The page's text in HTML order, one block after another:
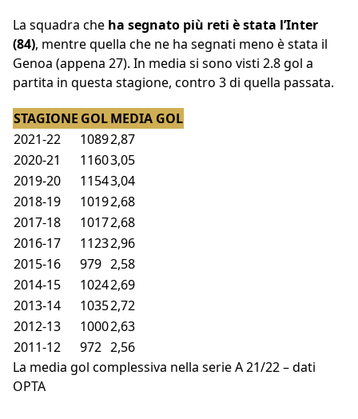
La squadra che ha segnato più reti è stata l’Inter
(84), mentre quella che ne ha segnati meno è stata il
Genoa (appena 27). In media si sono visti 2.8 gol a
partita in questa stagione, contro 3 di quella passata.
STAGIONE GOLMEDIA GOL
2021-22
10892,87
2020-21
11603,05
2019-20
11543,04
2018-19
10192,68
2017-18
10172,68
2016-17
11232,96
2015-16
979 2,58
2014-15
10242,69
2013-14
10352,72
2012-13
10002,63
2011-12
972 2,56
La media gol complessiva nella serie A 21/22 – dati
OPTA